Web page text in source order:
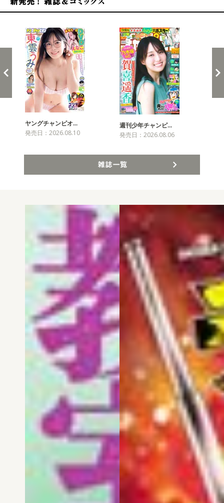
ヤングチャンピオ…
発売日：2026.08.10
週刊少年チャンピ…
発売日：2026.08.06